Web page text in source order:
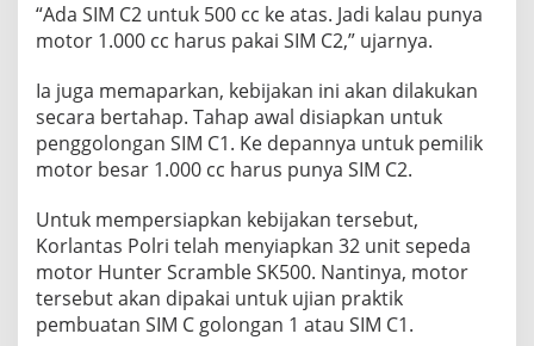
“Ada SIM C2 untuk 500 cc ke atas. Jadi kalau punya
motor 1.000 cc harus pakai SIM C2,” ujarnya.
Ia juga memaparkan, kebijakan ini akan dilakukan
secara bertahap. Tahap awal disiapkan untuk
penggolongan SIM C1. Ke depannya untuk pemilik
motor besar 1.000 cc harus punya SIM C2.
Untuk mempersiapkan kebijakan tersebut,
Korlantas Polri telah menyiapkan 32 unit sepeda
motor Hunter Scramble SK500. Nantinya, motor
tersebut akan dipakai untuk ujian praktik
pembuatan SIM C golongan 1 atau SIM C1.